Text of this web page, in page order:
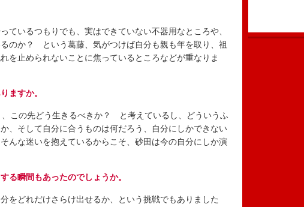
いるつもりでも、実はできていない不器用なところや、
のか？ という葛藤、気がつけば自分も親も年を取り、祖
を止められないことに焦っているところなどが重なりま
ますか。
この先どう生きるべきか？ と考えているし、どういうふ
、そして自分に合うものは何だろう、自分にしかできない
んな迷いを抱えているからこそ、砂田は今の自分にしか演
る瞬間もあったのでしょうか。
どれだけさらけ出せるか、という挑戦でもありました